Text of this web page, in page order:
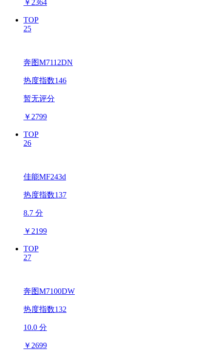
￥ 2364
TOP
25
奔图M7112DN
热度指数146
暂无评分
￥ 2799
TOP
26
佳能MF243d
热度指数137
8.7 分
￥ 2199
TOP
27
奔图M7100DW
热度指数132
10.0 分
￥ 2699